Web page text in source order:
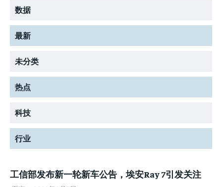
数据
最新
未分类
热点
科技
行业
工信部发布新一轮新车公告，埃安Ray 7引发关注